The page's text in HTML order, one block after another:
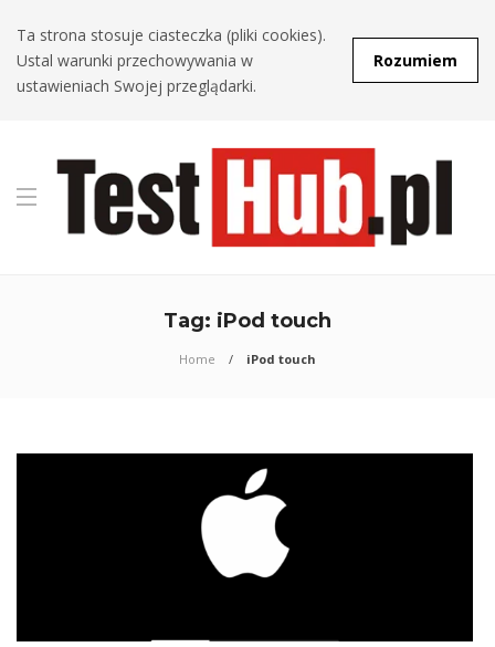
Ta strona stosuje ciasteczka (pliki cookies).
Ustal warunki przechowywania w
ustawieniach Swojej przeglądarki.
Rozumiem
Tag: iPod touch
Home iPod touch